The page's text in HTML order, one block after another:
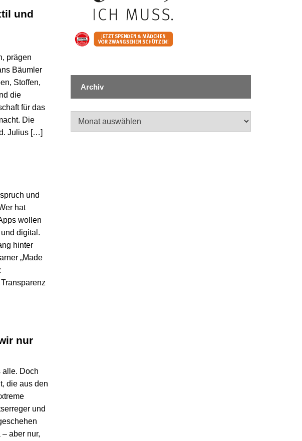
und
prägen
Bäumler
Stoffen,
die
für das
Die
Julius […]
und
hat
wollen
digital.
hinter
„Made
nur
alle. Doch
die aus den
und
aber nur,
Archiv